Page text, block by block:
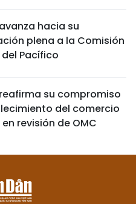
hacia su
plena a la Comisión
Pacífico
su compromiso
del comercio
revisión de OMC